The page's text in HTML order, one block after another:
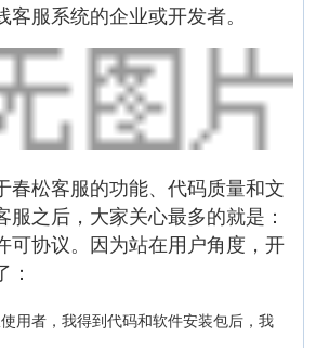
客服系统的企业或开发者。
松客服的功能、代码质量和文
服之后，大家关心最多的就是：
可协议。因为站在用户角度，开
：
用者，我得到代码和软件安装包后，我